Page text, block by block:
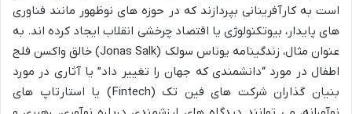
است به کارآفرینانی بپردازند که در حوزه های نوظهور مانند فناوری
های پایدار، بیوتکنولوژی یا اقتصاد چرخشی انقلاب ایجاد کرده اند. به
عنوان مثال، زندگینامه یوناس سولک (Jonas Salk) خالق واکسن فلج
اطفال در مورد “دانشمندی که جهان را تغییر داد” یا آثاری در مورد
بنیان گذاران شرکت های فین تک (Fintech) یا استارتاپ های